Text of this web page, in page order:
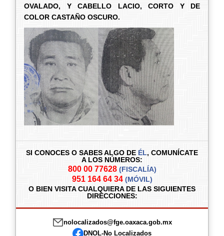
OVALADO, Y CABELLO LACIO, CORTO Y DE
COLOR CASTAÑO OSCURO.
SI CONOCES O SABES ALGO DE ÉL, COMUNÍCATE
A LOS NÚMEROS:
800 00 77628 (FISCALÍA)
951 164 64 34 (MÓVIL)
O BIEN VISITA CUALQUIERA DE LAS SIGUIENTES
DIRECCIONES:
nolocalizados@fge.oaxaca.gob.mx
DNOL-No Localizados